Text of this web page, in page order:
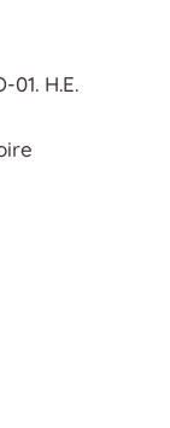
01. H.E.